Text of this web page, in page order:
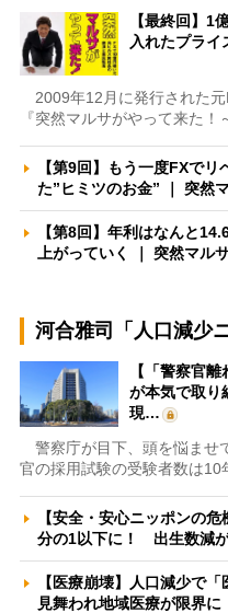
【最終回】1
入れたプラ
2009年12月に発行された
『突然マルサがやって来た！
【第9回】もう一度FXで
た”ヒミツのお金” ｜ 突然
【第8回】年利はなんと
上がっていく ｜ 突然マル
河合雅司「人口減少
【「警察官
が本気で取
現…
警察庁が目下、頭を悩ませ
官の採用試験の受験者数は10
【安全・安心ニッポンの
分の1以下に！ 出生数減
【医療崩壊】人口減少で
見舞われ地域医療が限界